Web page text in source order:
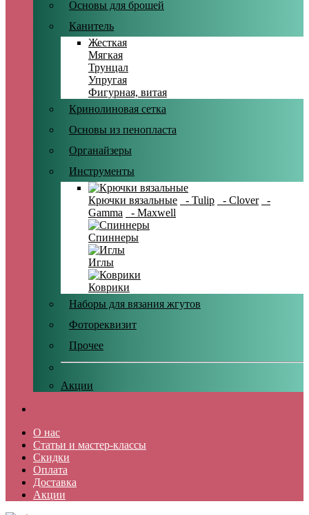
Основы для брошей
Канитель
Жесткая
Мягкая
Трунцал
Упругая
Фигурная, витая
Кринолиновая сетка
Основы из пенопласта
Органайзеры
Инструменты
Крючки вязальные - Tulip - Clover
-
Gamma
- Maxwell
Спиннеры
Иглы
Коврики
Наборы для вязания жгутов
Фотореквизит
Прочее
Акции
О нас
Статьи и мастер-классы
Скидки
Оплата
Доставка
Акции